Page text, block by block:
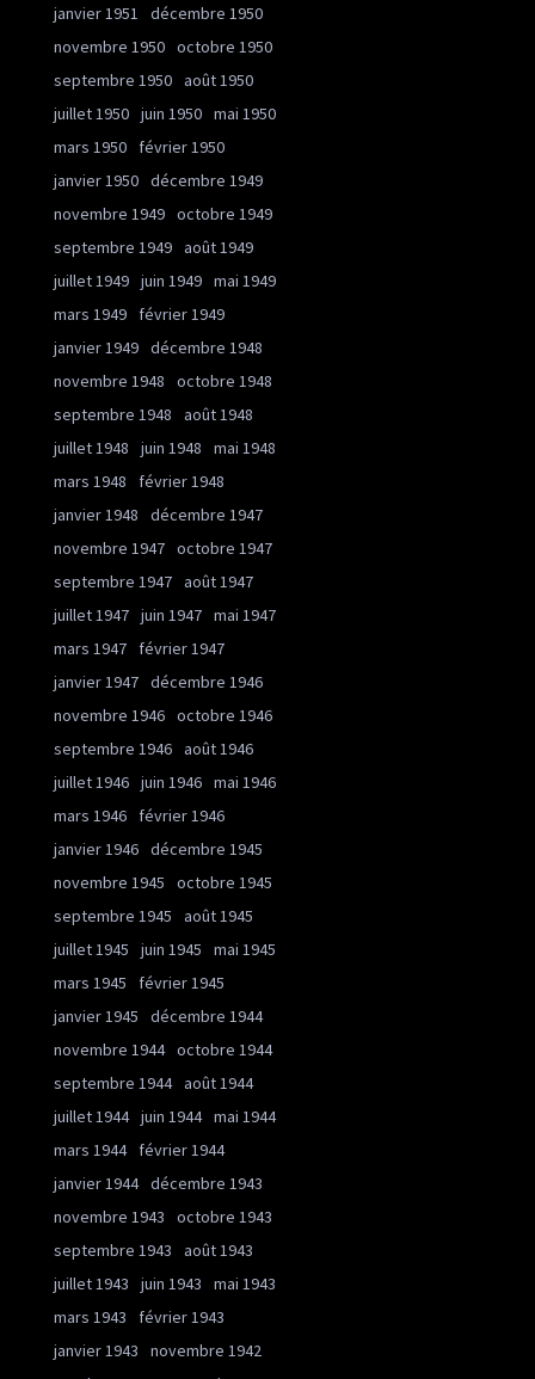
janvier 1951
décembre 1950
novembre 1950 octobre 1950
septembre 1950 août 1950
juillet 1950 juin 1950 mai 1950
mars 1950
février 1950
janvier 1950 décembre 1949
novembre 1949 octobre 1949
septembre 1949 août 1949
juillet 1949 juin 1949 mai 1949
mars 1949
février 1949
janvier 1949 décembre 1948
novembre 1948
octobre 1948
septembre 1948
août 1948
juillet 1948
juin 1948
mai 1948
mars 1948
février 1948
janvier 1948
décembre 1947
novembre 1947 octobre 1947
septembre 1947 août 1947
juillet 1947 juin 1947 mai 1947
mars 1947
février 1947
janvier 1947 décembre 1946
novembre 1946 octobre 1946
septembre 1946 août 1946
juillet 1946 juin 1946 mai 1946
mars 1946
février 1946
janvier 1946 décembre 1945
novembre 1945
octobre 1945
septembre 1945
août 1945
juillet 1945
juin 1945
mai 1945
mars 1945
février 1945
janvier 1945
décembre 1944
novembre 1944 octobre 1944
septembre 1944 août 1944
juillet 1944 juin 1944 mai 1944
mars 1944
février 1944
janvier 1944 décembre 1943
novembre 1943
octobre 1943
septembre 1943
août 1943
juillet 1943
juin 1943
mai 1943
mars 1943
février 1943
janvier 1943
novembre 1942